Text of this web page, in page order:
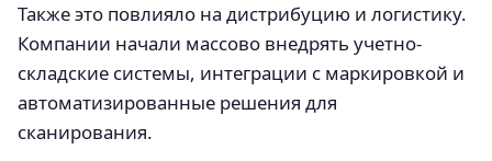
Также это повлияло на дистрибуцию и логистику.
Компании начали массово внедрять учетно-
складские системы, интеграции с маркировкой и
автоматизированные решения для
сканирования.